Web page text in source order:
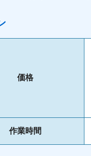
価格
作業時間